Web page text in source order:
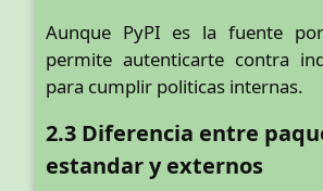
Aunque PyPI es la fuente
permite autenticarte contra
para cumplir politicas internas.
2.3 Diferencia entre
estandar y externos